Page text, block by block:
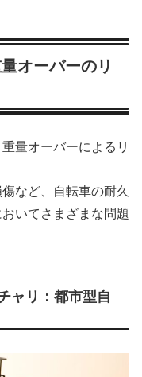
オーバーのリ
量オーバーによるリ
など、自転車の耐久
いてさまざまな問題
ャリ：都市型自